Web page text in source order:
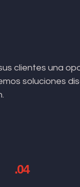
clientes una
soluciones
.04